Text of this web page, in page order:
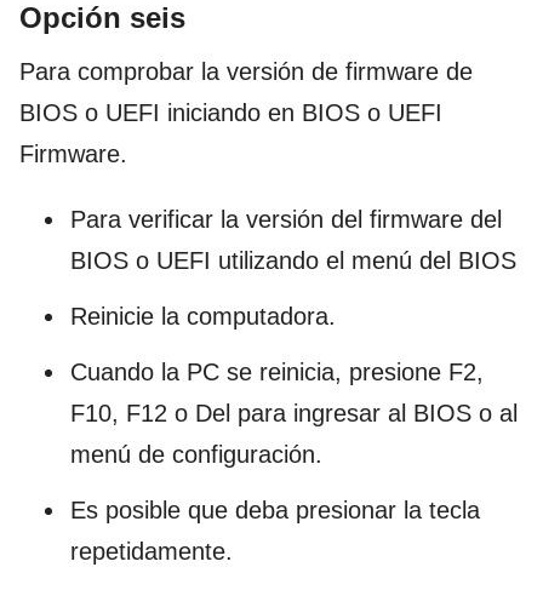
Opción seis
Para comprobar la versión de firmware de
BIOS o UEFI iniciando en BIOS o UEFI
Firmware.
Para verificar la versión del firmware del
BIOS o UEFI utilizando el menú del BIOS
Reinicie la computadora.
Cuando la PC se reinicia, presione F2,
F10, F12 o Del para ingresar al BIOS o al
menú de configuración.
Es posible que deba presionar la tecla
repetidamente.